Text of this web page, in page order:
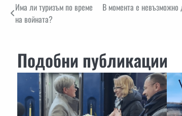
Навигация
Има ли туризъм по време
на войната?
В момента е невъзможно
Подобни публикации